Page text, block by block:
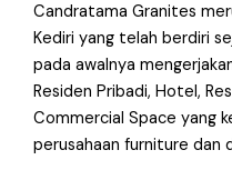
Candratama Granites
Kediri yang telah berdiri
pada awalnya
Residen Pribadi, Hotel,
Commercial Space yang
perusahaan furniture dan